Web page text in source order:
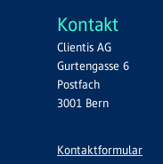
Kontakt
Clientis AG
Gurtengasse 6
Postfach
3001 Bern
Kontaktformular